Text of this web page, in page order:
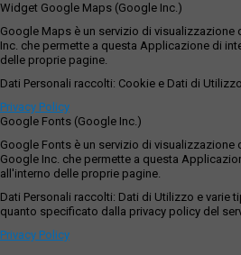
Widget Google Maps (Google Inc.)
Google Maps è un servizio di
Inc. che permette a questa Applicazione di
delle proprie pagine.
Dati Personali raccolti: Cookie e Dati di
Privacy Policy
Google Fonts (Google Inc.)
Google Fonts è un servizio di
Google Inc. che permette a questa
all'interno delle proprie pagine.
Dati Personali raccolti: Dati di Utilizzo e varie
quanto specificato dalla privacy policy del
Privacy Policy